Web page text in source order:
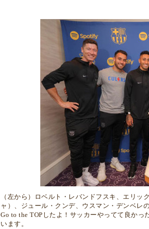
（左から）ロベルト・レバンドフスキ、エリッ
ャ）、ジュール・クンデ、ウスマン・デンベレ
Go to the TOPしたよ！サッカーやっ てて良かっ
います。